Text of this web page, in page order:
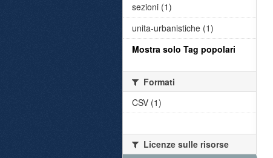
sezioni (1)
unita-urbanistiche (1)
Mostra solo Tag popolari
Formati
CSV (1)
Licenze sulle risorse